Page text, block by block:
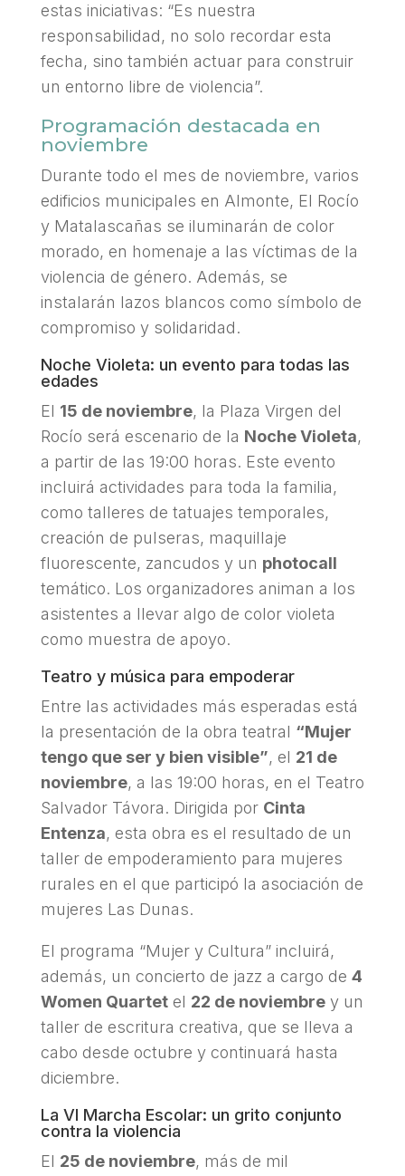
estas iniciativas: “Es nuestra
responsabilidad, no solo recordar esta
fecha, sino también actuar para construir
un entorno libre de violencia”.
Programación destacada en
noviembre
Durante todo el mes de noviembre, varios
edificios municipales en Almonte, El Rocío
y Matalascañas se iluminarán de color
morado, en homenaje a las víctimas de la
violencia de género. Además, se
instalarán lazos blancos como símbolo de
compromiso y solidaridad.
Noche Violeta: un evento para todas las
edades
El 15 de noviembre, la Plaza Virgen del
Rocío será escenario de la Noche Violeta,
a partir de las 19:00 horas. Este evento
incluirá actividades para toda la familia,
como talleres de tatuajes temporales,
creación de pulseras, maquillaje
fluorescente, zancudos y un photocall
temático. Los organizadores animan a los
asistentes a llevar algo de color violeta
como muestra de apoyo.
Teatro y música para empoderar
Entre las actividades más esperadas está
la presentación de la obra teatral “Mujer
tengo que ser y bien visible”, el 21 de
noviembre, a las 19:00 horas, en el Teatro
Salvador Távora. Dirigida por Cinta
Entenza, esta obra es el resultado de un
taller de empoderamiento para mujeres
rurales en el que participó la asociación de
mujeres Las Dunas.
El programa “Mujer y Cultura” incluirá,
además, un concierto de jazz a cargo de 4
Women Quartetel 22 de noviembrey un
taller de escritura creativa, que se lleva a
cabo desde octubre y continuará hasta
diciembre.
La VI Marcha Escolar: un grito conjunto
contra la violencia
El 25 de noviembre, más de mil